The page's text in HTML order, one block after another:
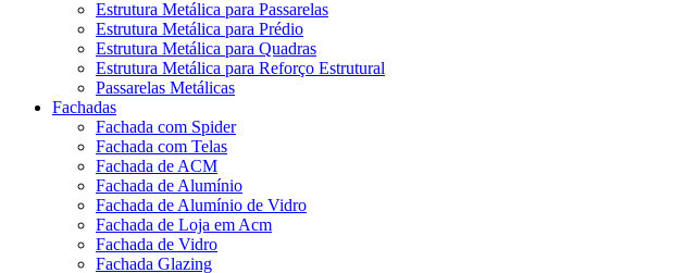
Estrutura Metálica para Passarelas
Estrutura Metálica para Prédio
Estrutura Metálica para Quadras
Estrutura Metálica para Reforço Estrutural
Passarelas Metálicas
Fachadas
Fachada com Spider
Fachada com Telas
Fachada de ACM
Fachada de Alumínio
Fachada de Alumínio de Vidro
Fachada de Loja em Acm
Fachada de Vidro
Fachada Glazing